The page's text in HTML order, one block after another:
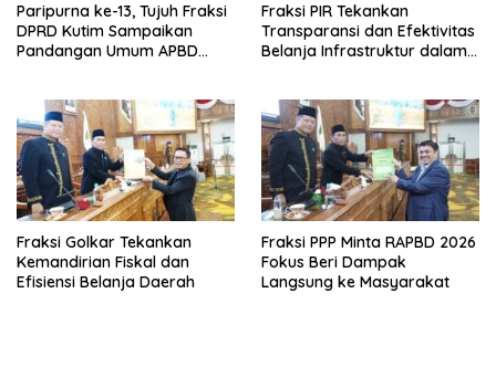
Paripurna ke-13, Tujuh Fraksi
DPRD Kutim Sampaikan
Pandangan Umum APBD
Fraksi PIR Tekankan
Transparansi dan Efektivitas
Belanja Infrastruktur dalam
Fraksi Golkar Tekankan
Kemandirian Fiskal dan
Efisiensi Belanja Daerah
Fraksi PPP Minta RAPBD 2026
Fokus Beri Dampak
Langsung ke Masyarakat